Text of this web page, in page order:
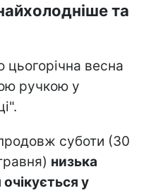
та
цьогорічна весна
ручкою у
суботи (30
низька
у